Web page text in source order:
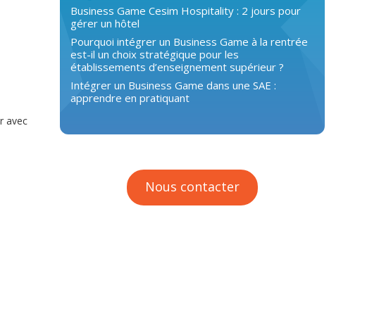
avec
Business Game Cesim Hospitality : 2 jours pour
gérer un hôtel
Pourquoi intégrer un Business Game à la rentrée
est-il un choix stratégique pour les
établissements d’enseignement supérieur ?
Intégrer un Business Game dans une SAE :
apprendre en pratiquant
Nous contacter